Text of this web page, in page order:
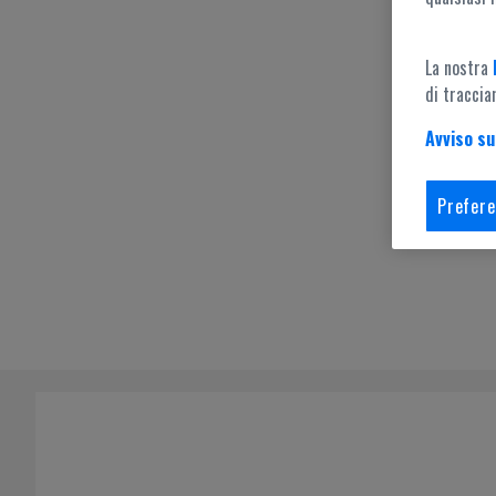
La nostra
di
Avviso